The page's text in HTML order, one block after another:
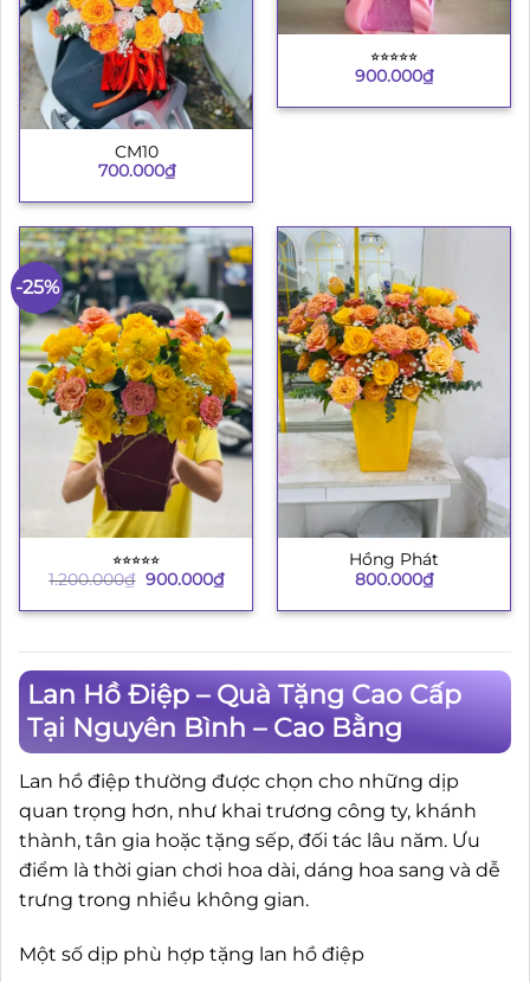
CM10
700.000₫
⭐︎⭐︎⭐︎⭐︎⭐︎
900.000₫
-25%
⭐︎⭐︎⭐︎⭐︎⭐︎
1.200.000₫ Giá
là:
900.000₫Giá
hiện
tại
Hồng Phát
800.000₫
Lan Hồ Điệp – Quà Tặng Cao Cấp
Tại Nguyên Bình – Cao Bằng
Lan hồ điệp thường được chọn cho những dịp
quan trọng hơn, như khai trương công ty, khánh
thành, tân gia hoặc tặng sếp, đối tác lâu năm. Ưu
điểm là thời gian chơi hoa dài, dáng hoa sang và dễ
trưng trong nhiều không gian.
Một số dịp phù hợp tặng lan hồ điệp